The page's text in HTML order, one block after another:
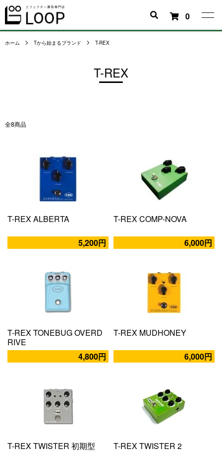
0
ホーム Tから始まるブランド T-REX
T-REX
全8商品
T-REX ALBERTA
5,200円
T-REX COMP-NOVA
6,000円
T-REX TONEBUG OVERD
RIVE
4,800円
T-REX MUDHONEY
6,000円
T-REX TWISTER 初期型 T-REX TWISTER 2